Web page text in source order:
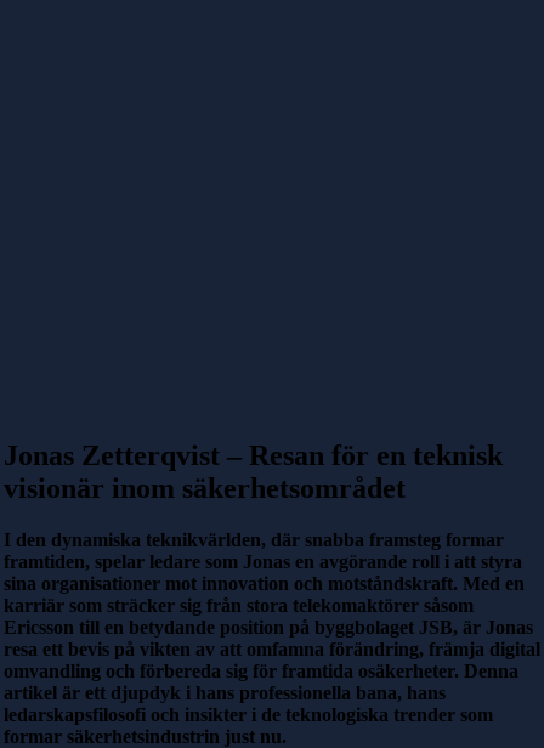
Jonas Zetterqvist – Resan för en teknisk
visionär inom säkerhetsområdet
I den dynamiska teknikvärlden, där snabba framsteg formar
framtiden, spelar ledare som Jonas en avgörande roll i att styra
sina organisationer mot innovation och motståndskraft. Med en
karriär som sträcker sig från stora telekomaktörer såsom
Ericsson till en betydande position på byggbolaget JSB, är Jonas
resa ett bevis på vikten av att omfamna förändring, främja digital
omvandling och förbereda sig för framtida osäkerheter. Denna
artikel är ett djupdyk i hans professionella bana, hans
ledarskapsfilosofi och insikter i de teknologiska trender som
formar säkerhetsindustrin just nu.